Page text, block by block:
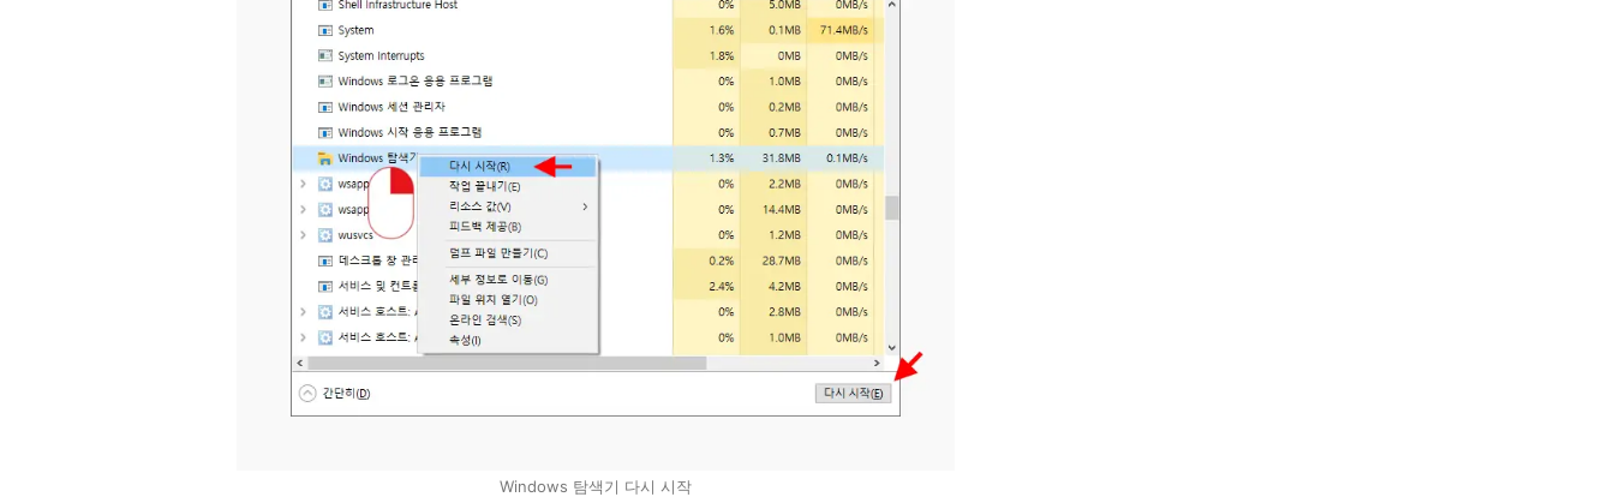
Windows 탐색기 다시 시작